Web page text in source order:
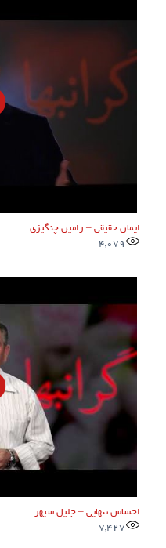
ایمان حقیقی – رامین چنگیزی
4,079
احساس تنهایی – جلیل سپهر
7,427